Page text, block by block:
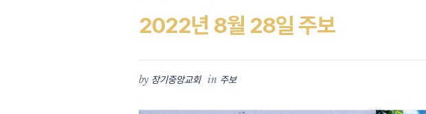
2022년 8월 28일 주보
by 장기중앙교회 in 주보